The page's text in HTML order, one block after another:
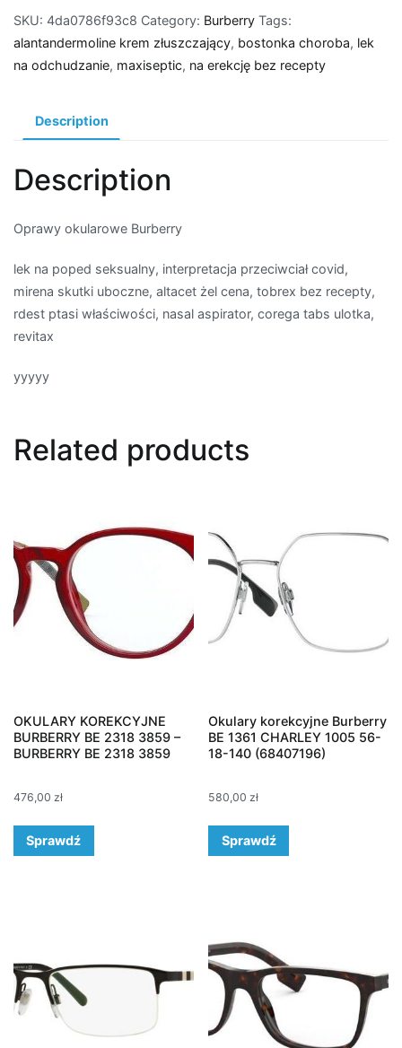
SKU: 4da0786f93c8 Category: Burberry Tags:
alantandermoline krem złuszczający, bostonka choroba, lek
na odchudzanie, maxiseptic, na erekcję bez recepty
Description
Description
Oprawy okularowe Burberry
lek na poped seksualny, interpretacja przeciwciał covid,
mirena skutki uboczne, altacet żel cena, tobrex bez recepty,
rdest ptasi właściwości, nasal aspirator, corega tabs ulotka,
revitax
yyyyy
Related products
OKULARY KOREKCYJNE
BURBERRY BE 2318 3859 –
BURBERRY BE 2318 3859
476,00 zł
Sprawdź
Okulary korekcyjne Burberry
BE 1361 CHARLEY 1005 56-
18-140 (68407196)
580,00 zł
Sprawdź